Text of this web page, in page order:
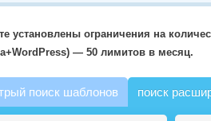
установлены ограничения на
— 50 лимитов в месяц.
поиск шаблонов поиск